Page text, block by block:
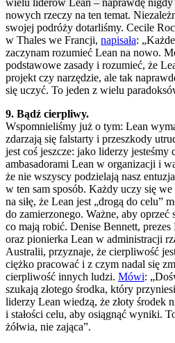
nowych rzeczy na ten temat.
swojej podróży dotarliśmy. Cecile
w Thales we Francji, napisała:
zaczynam rozumieć Lean na nowo.
podstawowe zasady i rozumieć, że
projekt czy narzędzie, ale tak
się uczyć. To jeden z wielu
9. Bądź cierpliwy.
Wspomnieliśmy już o tym: Lean
zdarzają się falstarty i przeszkody
jest coś jeszcze: jako liderzy jesteśmy
ambasadorami Lean w organizacji i
że nie wszyscy podzielają nasz
w ten sam sposób. Każdy uczy się
na siłę, że Lean jest „drogą do celu”
do zamierzonego. Ważne, aby
co mają robić. Denise Bennett,
oraz pionierka Lean w administracji
Australii, przyznaje, że cierpliwość
ciężko pracować i z czym nadal się
cierpliwość innych ludzi. Mówi:
szukają złotego środka, który
liderzy Lean wiedzą, że złoty środek
i stałości celu, aby osiągnąć wyniki.
żółwia, nie zająca”.